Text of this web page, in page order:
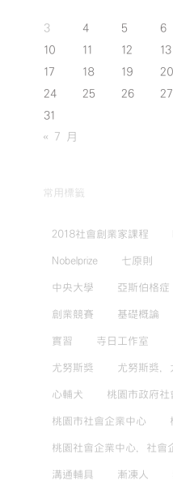
3
4 5 6
10
11 12 13
17
18 19 20
24
25 26 27
31
« 7 月
常用標籤
2018社會創業家課程
Nobelprize 七原則
中央大學 亞斯伯格症
創業競賽 基礎概論
實習 寺日工作室
尤努斯獎 尤努斯獎，
心輔犬 桃園市政府社
桃園市社會企業中心
桃園社會企業中心，社會
溝通輔具 漸凍人